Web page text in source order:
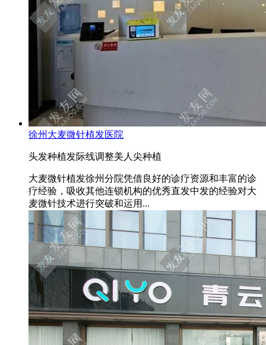
徐州大麦微针植发医院
头发种植发际线调整美人尖种植
大麦微针植发徐州分院凭借良好的诊疗资源和丰富的诊
疗经验，吸收其他连锁机构的优秀直发中发的经验对大
麦微针技术进行突破和运用...